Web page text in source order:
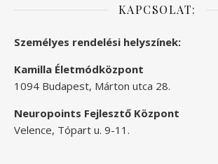
KAPCSOLAT:
Személyes rendelési helyszínek:
Kamilla Életmódközpont
1094 Budapest, Márton utca 28.
Neuropoints Fejlesztő Központ
Velence, Tópart u. 9-11.